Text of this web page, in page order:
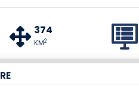
374
KM2